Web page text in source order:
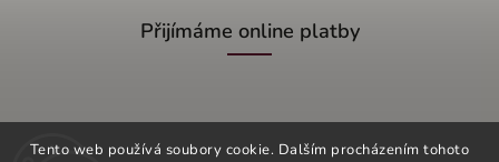
Tento web používá soubory cookie. Dalším procházením tohoto
Přijímáme online platby